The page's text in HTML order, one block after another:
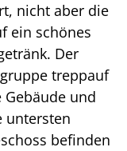
nicht aber die
ein schönes
Der
treppauf
und
untersten
befinden